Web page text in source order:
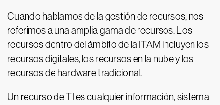
Cuando hablamos de la gestión de recursos, nos
referimos a una amplia gama de recursos. Los
recursos dentro del ámbito de la ITAM incluyen los
recursos digitales, los recursos en la nube y los
recursos de hardware tradicional.
Un recurso de TI es cualquier información, sistema